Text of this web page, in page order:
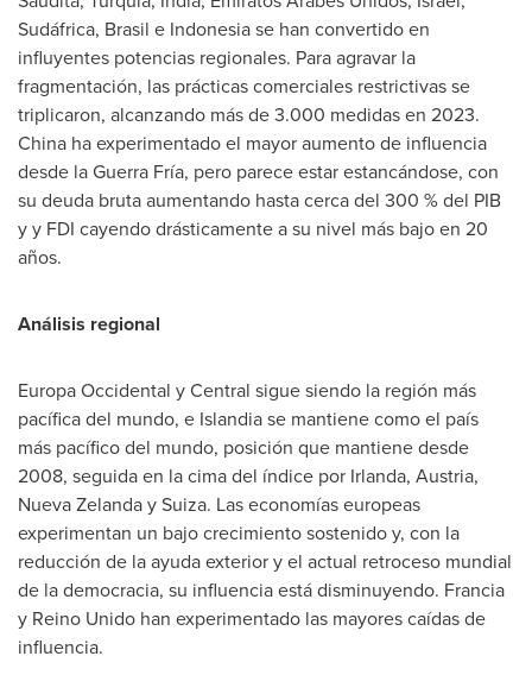
Sudáfrica, Brasil e Indonesiase han convertido en
influyentes potencias regionales. Para agravar la
fragmentación, las prácticas comerciales restrictivas se
triplicaron, alcanzando más de 3.000 medidas en 2023.
China ha experimentado el mayor aumento de influencia
desde la Guerra Fría, pero parece estar estancándose, con
su deuda bruta aumentando hasta cerca del 300 % del PIB
y y FDI cayendo drásticamente a su nivel más bajo en 20
años.
Análisis regional
Europa Occidental y Central sigue siendo la región más
pacífica del mundo, e Islandia se mantiene como el país
más pacífico del mundo, posición que mantiene desde
2008, seguida en la cima del índice por Irlanda, Austria,
Nueva Zelanda y Suiza. Las economías europeas
experimentan un bajo crecimiento sostenido y, con la
reducción de la ayuda exterior y el actual retroceso mundial
de la democracia, su influencia está disminuyendo. Francia
y Reino Unido han experimentado las mayores caídas de
influencia.